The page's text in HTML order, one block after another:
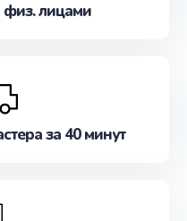
физ. лицами
за 40 минут